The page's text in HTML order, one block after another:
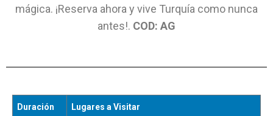
mágica. ¡Reserva ahora y vive Turquía como nunca
antes!. COD: AG
Duración Lugares a Visitar